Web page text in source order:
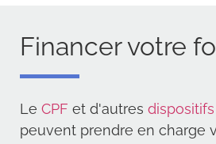
Financer votre
Le CPF et d'autres
peuvent prendre en charge